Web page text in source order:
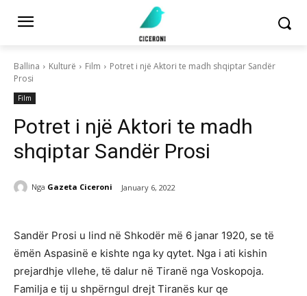
Ballina Kulturë Film
Potret i një Aktori te madh shqiptar Sandër
Prosi
Film
Potret i një Aktori te madh
shqiptar Sandër Prosi
Nga Gazeta Ciceroni January 6, 2022
Sandër Prosi u lind në Shkodër më 6 janar 1920, se të
ëmën Aspasinë e kishte nga ky qytet. Nga i ati kishin
prejardhje vllehe, të dalur në Tiranë nga Voskopoja.
Familja e tij u shpërngul drejt Tiranës kur qe